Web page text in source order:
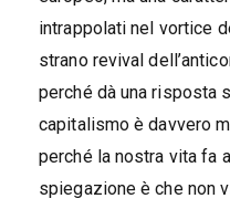
intrappolati nel vortice
strano revival
perché dà una risposta
capitalismo è davvero
perché la nostra vita fa
spiegazione è che non